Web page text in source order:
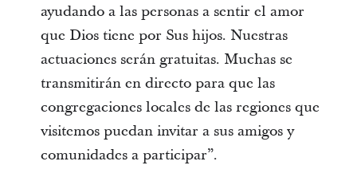
ayudando a las personas a sentir el amor
que Dios tiene por Sus hijos. Nuestras
actuaciones serán gratuitas. Muchas se
transmitirán en directo para que las
congregaciones locales de las regiones que
visitemos puedan invitar a sus amigos y
comunidades a participar”.